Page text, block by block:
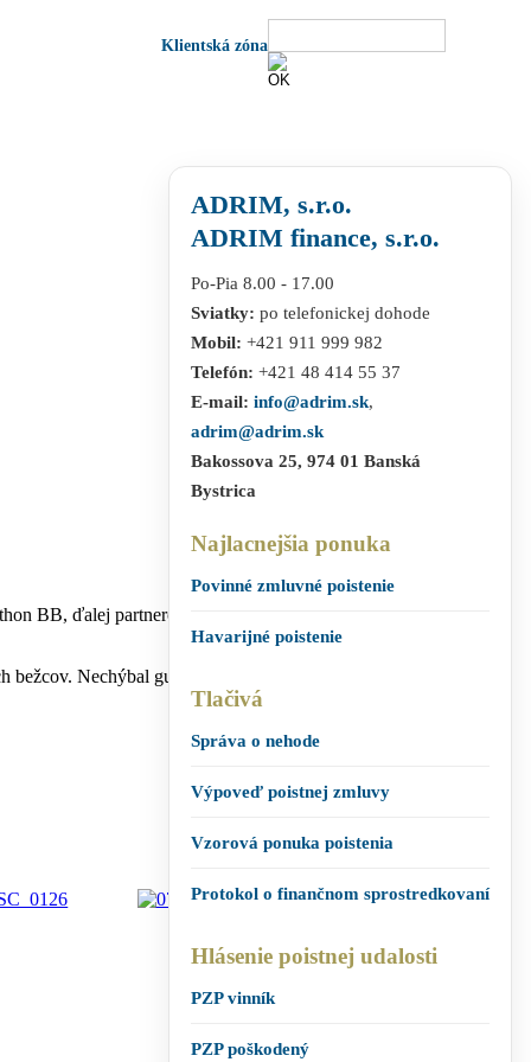
Klientská zóna
BB, ďalej partnerom, dobrovoľníkom, zdravotníkom, ktorí sa
Nechýbal guľáš, folklórna hudba a prekvapenie v podobe
ADRIM, s.r.o.
ADRIM finance, s.r.o.
Po-Pia 8.00 - 17.00
Sviatky: po telefonickej dohode
Mobil: +421 911 999 982
Telefón: +421 48 414 55 37
E-mail: info@adrim.sk,
adrim@adrim.sk
Bakossova 25, 974 01 Banská
Bystrica
Najlacnejšia ponuka
Povinné zmluvné poistenie
Havarijné poistenie
Tlačivá
Správa o nehode
Výpoveď poistnej zmluvy
Vzorová ponuka poistenia
Protokol o finančnom sprostredkovaní
Hlásenie poistnej udalosti
PZP vinník
PZP poškodený